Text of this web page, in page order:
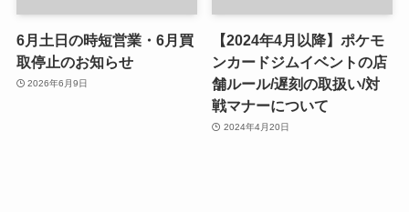
6月土日の時短営業・6月買
取停止のお知らせ
2026年6月9日
【2024年4月以降】ポケモ
ンカードジムイベントの店
舗ルール/遅刻の取扱い/対
戦マナーについて
2024年4月20日